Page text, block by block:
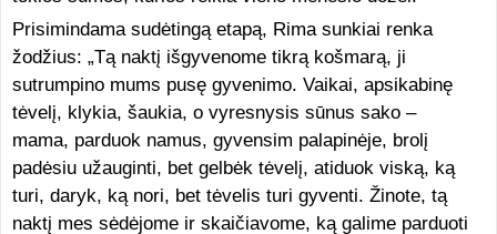
Prisimindama sudėtingą etapą, Rima sunkiai renka
žodžius: „Tą naktį išgyvenome tikrą košmarą, ji
sutrumpino mums pusę gyvenimo. Vaikai, apsikabinę
tėvelį, klykia, šaukia, o vyresnysis sūnus sako –
mama, parduok namus, gyvensim palapinėje, brolį
padėsiu užauginti, bet gelbėk tėvelį, atiduok viską, ką
turi, daryk, ką nori, bet tėvelis turi gyventi. Žinote, tą
naktį mes sėdėjome ir skaičiavome, ką galime parduoti